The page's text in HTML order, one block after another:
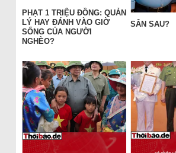
PHẠT 1 TRIỆU ĐỒNG: QUẢN
LÝ HAY ĐÁNH VÀO GIỜ
SỐNG CỦA NGƯỜI
NGHÈO?
SÂN SAU?